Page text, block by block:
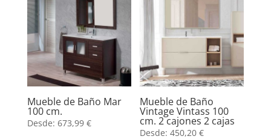
Mueble de Baño Mar
100 cm.
Desde: 673,99 €
Mueble de Baño
Vintage Vintass 100
cm. 2 cajones 2 cajas
Desde:450,20€